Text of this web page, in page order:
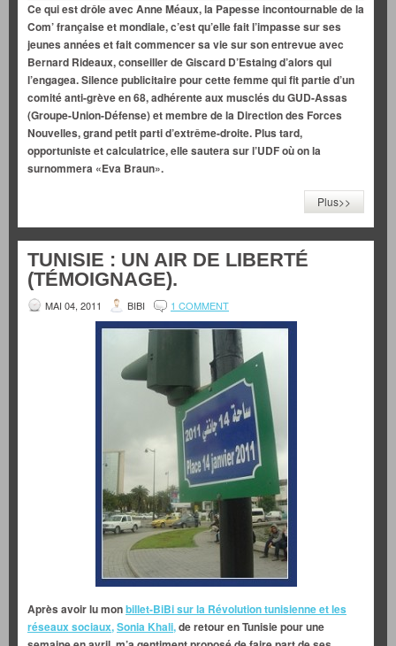
Ce qui est drôle avec Anne Méaux, la Papesse incontournable de la
Com’ française et mondiale, c’est qu’elle fait l’impasse sur ses
jeunes années et fait commencer sa vie sur son entrevue avec
Bernard Rideaux, conseiller de Giscard D’Estaing d’alors qui
l’engagea. Silence publicitaire pour cette femme qui fit partie d’un
comité anti-grève en 68, adhérente aux musclés du GUD-Assas
(Groupe-Union-Défense) et membre de la Direction des Forces
Nouvelles, grand petit parti d’extrême-droite. Plus tard,
opportuniste et calculatrice, elle sautera sur l’UDF où on la
surnommera «Eva Braun».
Plus>>
TUNISIE : UN AIR DE LIBERTÉ
(TÉMOIGNAGE).
MAI 04, 2011 BIBI 1 COMMENT
Après avoir lu monbillet-BiBi sur la Révolution tunisienne et les
réseaux sociaux,Sonia Khali,de retour en Tunisie pour une